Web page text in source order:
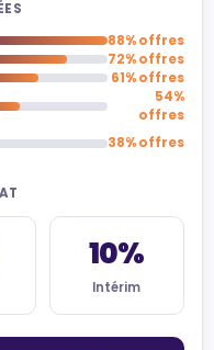
88% offres
72% offres
61% offres
54%
offres
38% offres
10%
Intérim